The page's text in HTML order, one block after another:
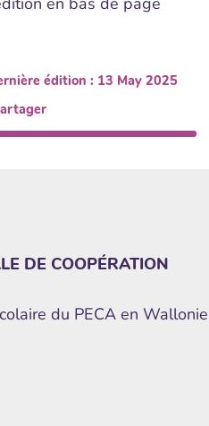
édition : 13 May 2025
DE COOPÉRATION
du PECA en Wallonie